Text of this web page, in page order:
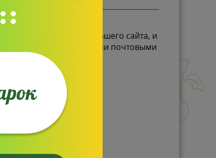
инструкциям нашего сайта, и
надежными почтовыми